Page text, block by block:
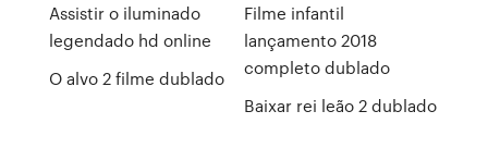
Assistir o iluminado
legendado hd online
O alvo 2 filme dublado
Filme infantil
lançamento 2018
completo dublado
Baixar rei leão 2 dublado